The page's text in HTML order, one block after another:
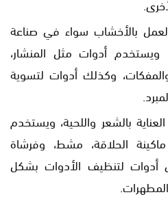
بالأخشاب سواء في صناعة
ويستخدم أدوات مثل المنشار،
وكذلك أدوات لتسوية
بالشعر واللحية، ويستخدم
الحلاقة، مشط، وفرشاة
أدوات لتنظيف الأدوات بشكل